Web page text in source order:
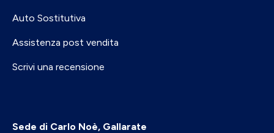
Auto Sostitutiva
Assistenza post vendita
Scrivi una recensione
Sede di Carlo Noè, Gallarate